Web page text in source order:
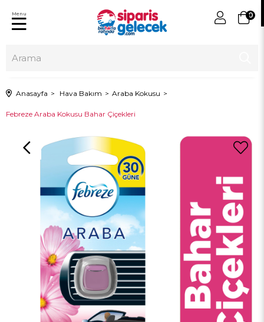
0
Menu
Anasayfa Hava Bakım Araba Kokusu
Febreze Araba Kokusu Bahar Çiçekleri